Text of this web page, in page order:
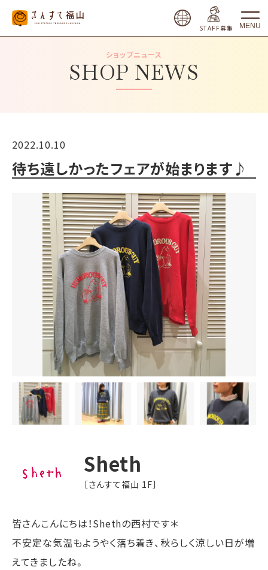
STAFF募集 MENU
SHOP NEWS
ショップニュース
2022.10.10
待ち遠しかったフェアが始まります♪
Sheth
［さんすて福山 1F］
皆さんこんにちは！Shethの西村です＊
不安定な気温もようやく落ち着き、秋らしく涼しい日が増
えてきましたね。